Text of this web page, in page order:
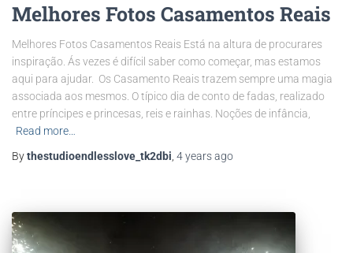
Melhores Fotos Casamentos Reais
Melhores Fotos Casamentos Reais Está na altura de procurares
inspiração. Ás vezes é difícil saber como começar, mas estamos
aqui para ajudar. Os Casamento Reais trazem sempre uma magia
associada aos mesmos. O típico dia de conto de fadas, realizado
entre príncipes e princesas, reis e rainhas. Noções de infância,
Read more…
Bythestudioendlesslove_tk2dbi 4 yearsago